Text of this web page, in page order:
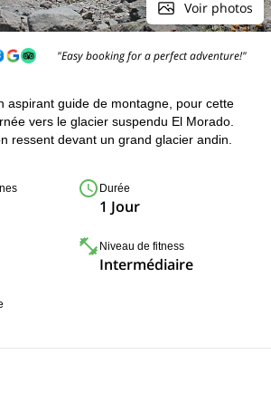
Voir photos
"Easy booking for a perfect adventure!"
aspirant guide de montagne, pour cette
vers le glacier suspendu El Morado.
ressent devant un grand glacier andin.
Durée
1 Jour
Niveau de fitness
Intermédiaire